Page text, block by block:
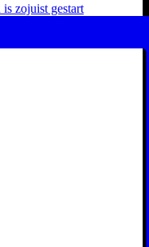
zojuist gestart